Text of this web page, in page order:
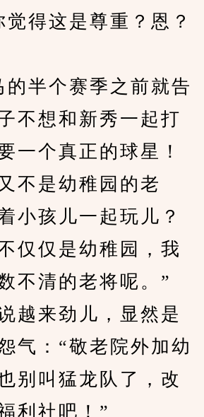
得这是尊重？恩？
半个赛季之前就告
不想和新秀一起打
一个真正的球星！
不是幼稚园的老
小孩儿一起玩儿？
仅仅是幼稚园，我
不清的老将呢。”
来劲儿，显然是
气：“敬老院外加幼
别叫猛龙队了，改
利社吧！”